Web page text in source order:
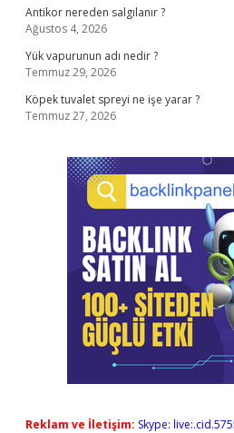
Antikor nereden salgılanır ?
Ağustos 4, 2026
Yük vapurunun adı nedir ?
Temmuz 29, 2026
Köpek tuvalet spreyi ne işe yarar ?
Temmuz 27, 2026
Reklam ve İletişim: Skype: